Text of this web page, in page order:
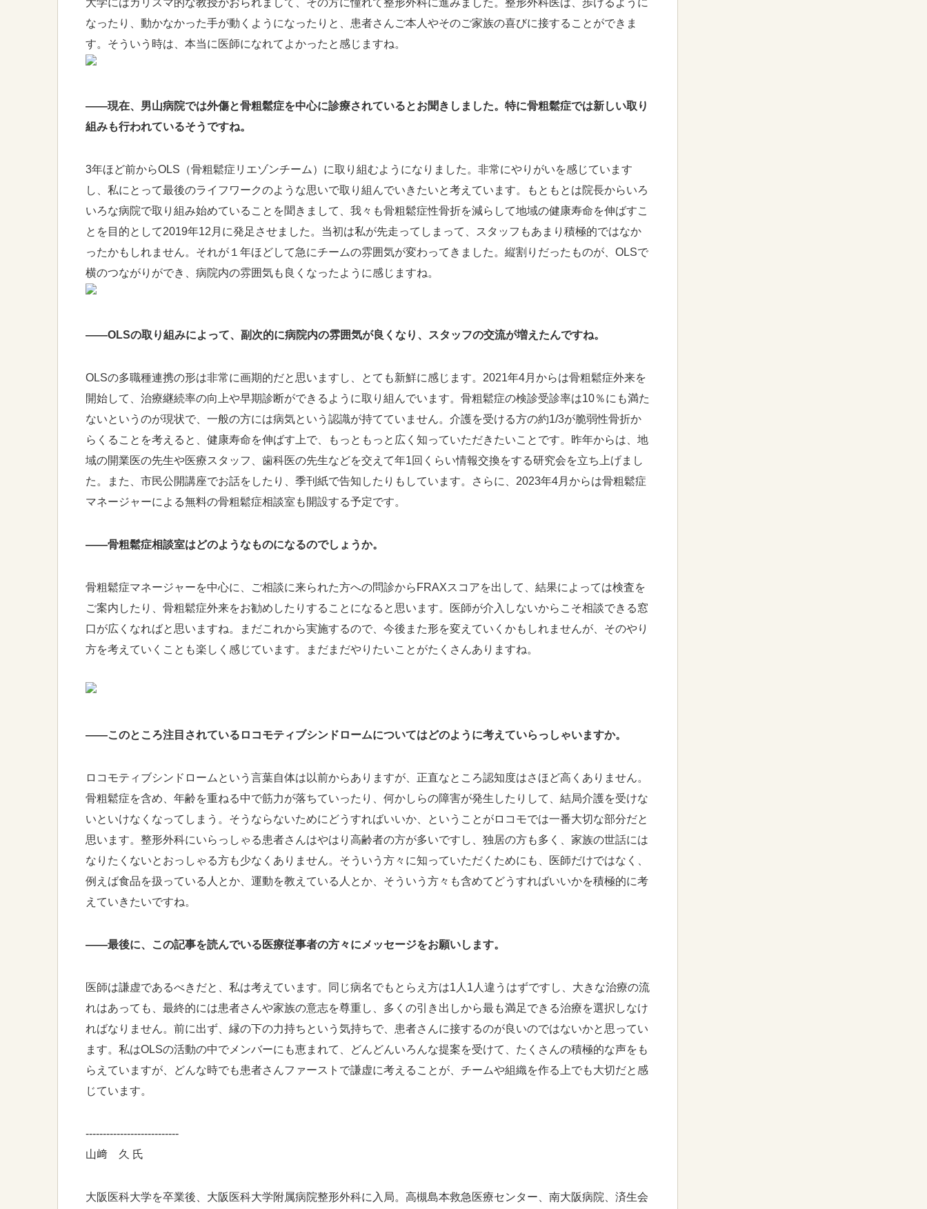
大学にはカリスマ的な教授がおられまして、その方に憧れて整形外科に進みました。整形外科医は、歩けるように
なったり、動かなかった手が動くようになったりと、患者さんご本人やそのご家族の喜びに接することができま
す。そういう時は、本当に医師になれてよかったと感じますね。
――現在、男山病院では外傷と骨粗鬆症を中心に診療されているとお聞きしました。特に骨粗鬆症では新しい取り
組みも行われているそうですね。
3年ほど前からOLS（骨粗鬆症リエゾンチーム）に取り組むようになりました。非常にやりがいを感じています
し、私にとって最後のライフワークのような思いで取り組んでいきたいと考えています。もともとは院長からいろ
いろな病院で取り組み始めていることを聞きまして、我々も骨粗鬆症性骨折を減らして地域の健康寿命を伸ばすこ
とを目的として2019年12月に発足させました。当初は私が先走ってしまって、スタッフもあまり積極的ではなか
ったかもしれません。それが１年ほどして急にチームの雰囲気が変わってきました。縦割りだったものが、OLSで
横のつながりができ、病院内の雰囲気も良くなったように感じますね。
――OLSの取り組みによって、副次的に病院内の雰囲気が良くなり、スタッフの交流が増えたんですね。
OLSの多職種連携の形は非常に画期的だと思いますし、とても新鮮に感じます。2021年4月からは骨粗鬆症外来を
開始して、治療継続率の向上や早期診断ができるように取り組んでいます。骨粗鬆症の検診受診率は10％にも満た
ないというのが現状で、一般の方には病気という認識が持てていません。介護を受ける方の約1/3が脆弱性骨折か
らくることを考えると、健康寿命を伸ばす上で、もっともっと広く知っていただきたいことです。昨年からは、地
域の開業医の先生や医療スタッフ、歯科医の先生などを交えて年1回くらい情報交換をする研究会を立ち上げまし
た。また、市民公開講座でお話をしたり、季刊紙で告知したりもしています。さらに、2023年4月からは骨粗鬆症
マネージャーによる無料の骨粗鬆症相談室も開設する予定です。
――骨粗鬆症相談室はどのようなものになるのでしょうか。
骨粗鬆症マネージャーを中心に、ご相談に来られた方への問診からFRAXスコアを出して、結果によっては検査を
ご案内したり、骨粗鬆症外来をお勧めしたりすることになると思います。医師が介入しないからこそ相談できる窓
口が広くなればと思いますね。まだこれから実施するので、今後また形を変えていくかもしれませんが、そのやり
方を考えていくことも楽しく感じています。まだまだやりたいことがたくさんありますね。
――このところ注目されているロコモティブシンドロームについてはどのように考えていらっしゃいますか。
ロコモティブシンドロームという言葉自体は以前からありますが、正直なところ認知度はさほど高くありません。
骨粗鬆症を含め、年齢を重ねる中で筋力が落ちていったり、何かしらの障害が発生したりして、結局介護を受けな
いといけなくなってしまう。そうならないためにどうすればいいか、ということがロコモでは一番大切な部分だと
思います。整形外科にいらっしゃる患者さんはやはり高齢者の方が多いですし、独居の方も多く、家族の世話には
なりたくないとおっしゃる方も少なくありません。そういう方々に知っていただくためにも、医師だけではなく、
例えば食品を扱っている人とか、運動を教えている人とか、そういう方々も含めてどうすればいいかを積極的に考
えていきたいですね。
――最後に、この記事を読んでいる医療従事者の方々にメッセージをお願いします。
医師は謙虚であるべきだと、私は考えています。同じ病名でもとらえ方は1人1人違うはずですし、大きな治療の流
れはあっても、最終的には患者さんや家族の意志を尊重し、多くの引き出しから最も満足できる治療を選択しなけ
ればなりません。前に出ず、縁の下の力持ちという気持ちで、患者さんに接するのが良いのではないかと思ってい
ます。私はOLSの活動の中でメンバーにも恵まれて、どんどんいろんな提案を受けて、たくさんの積極的な声をも
らえていますが、どんな時でも患者さんファーストで謙虚に考えることが、チームや組織を作る上でも大切だと感
じています。
---------------------------
山﨑 久 氏
大阪医科大学を卒業後、大阪医科大学附属病院整形外科に入局。高槻島本救急医療センター、南大阪病院、済生会